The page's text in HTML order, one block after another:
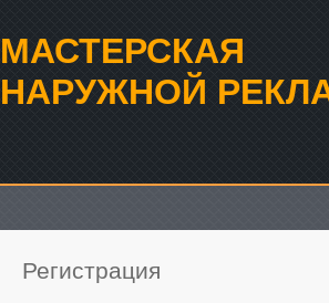
МАСТЕРСКАЯ
НАРУЖНОЙ
Регистрация